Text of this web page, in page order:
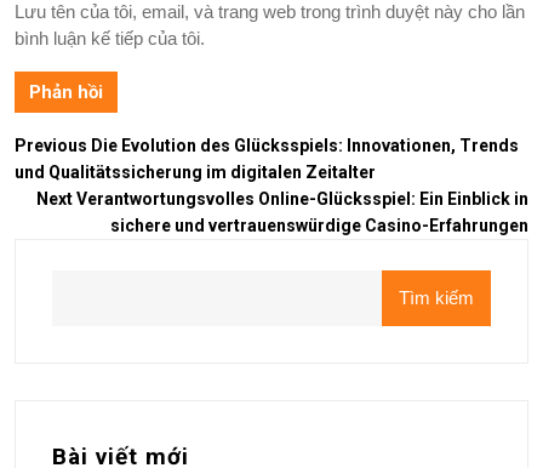
Lưu tên của tôi, email, và trang web trong trình duyệt này cho lần
bình luận kế tiếp của tôi.
Previous Die Evolution des Glücksspiels: Innovationen, Trends
und Qualitätssicherung im digitalen Zeitalter
NextVerantwortungsvolles Online-Glücksspiel: Ein Einblick in
sichere und vertrauenswürdige Casino-Erfahrungen
Tìm kiếm
Bài viết mới